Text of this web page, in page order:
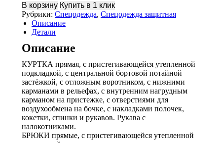
сварщика
Сфинкс
зимний:
куртка,
брюки
синий
и
СОП
В корзину Купить в 1 клик
Рубрики: Спецодежда, Спецодежда защитная
Описание
Детали
Описание
КУРТКА прямая, с пристегивающейся утепленной
подкладкой, с центральной бортовой потайной
застёжкой, с отложным воротником, с нижними
карманами в рельефах, с внутренним нагрудным
карманом на пристежке, с отверстиями для
воздухообмена на бочке, с накладками полочек,
кокетки, спинки и рукавов. Рукава с
налокотниками.
БРЮКИ прямые, с пристегивающейся утепленной